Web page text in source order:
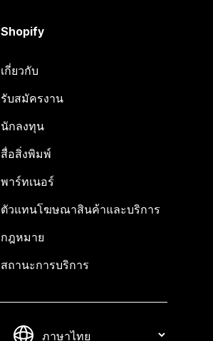
Shopify
เกี่ยวกับ
รับสมัครงาน
นักลงทุน
สื่อสิ่งพิมพ์
พาร์ทเนอร์
ตัวแทนโฆษณาสินค้าและบริการ
กฎหมาย
สถานะการบริการ